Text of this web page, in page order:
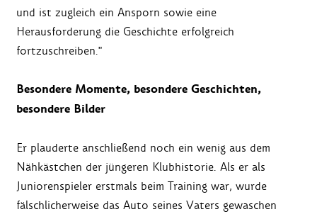
und ist zugleich ein Ansporn sowie eine
Herausforderung die Geschichte erfolgreich
fortzuschreiben."
Besondere Momente, besondere Geschichten,
besondere Bilder
Er plauderte anschließend noch ein wenig aus dem
Nähkästchen der jüngeren Klubhistorie. Als er als
Juniorenspieler erstmals beim Training war, wurde
fälschlicherweise das Auto seines Vaters gewaschen